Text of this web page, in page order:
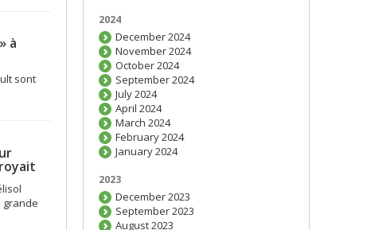
à
sont
grande
2024
December 2024
November 2024
October 2024
September 2024
July 2024
April 2024
March 2024
February 2024
January 2024
2023
December 2023
September 2023
August 2023